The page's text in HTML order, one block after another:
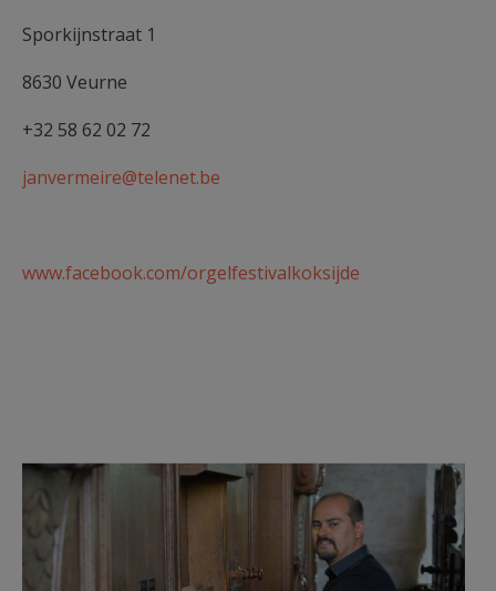
Sporkijnstraat 1
8630 Veurne
+32 58 62 02 72
janvermeire@telenet.be
www.facebook.com/orgelfestivalkoksijde